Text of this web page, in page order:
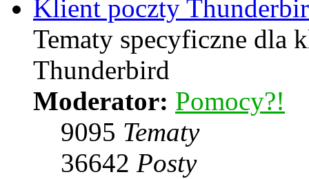
Klient poczty
Tematy specyficzne dla
Thunderbird
Moderator: Pomocy?!
9095 Tematy
36642 Posty